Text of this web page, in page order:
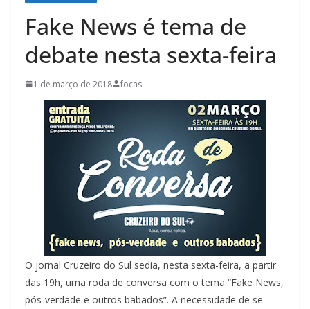
Fake News é tema de
debate nesta sexta-feira
1 de março de 2018 focas
O jornal Cruzeiro do Sul sedia, nesta sexta-feira, a partir
das 19h, uma roda de conversa com o tema “Fake News,
pós-verdade e outros babados”. A necessidade de se